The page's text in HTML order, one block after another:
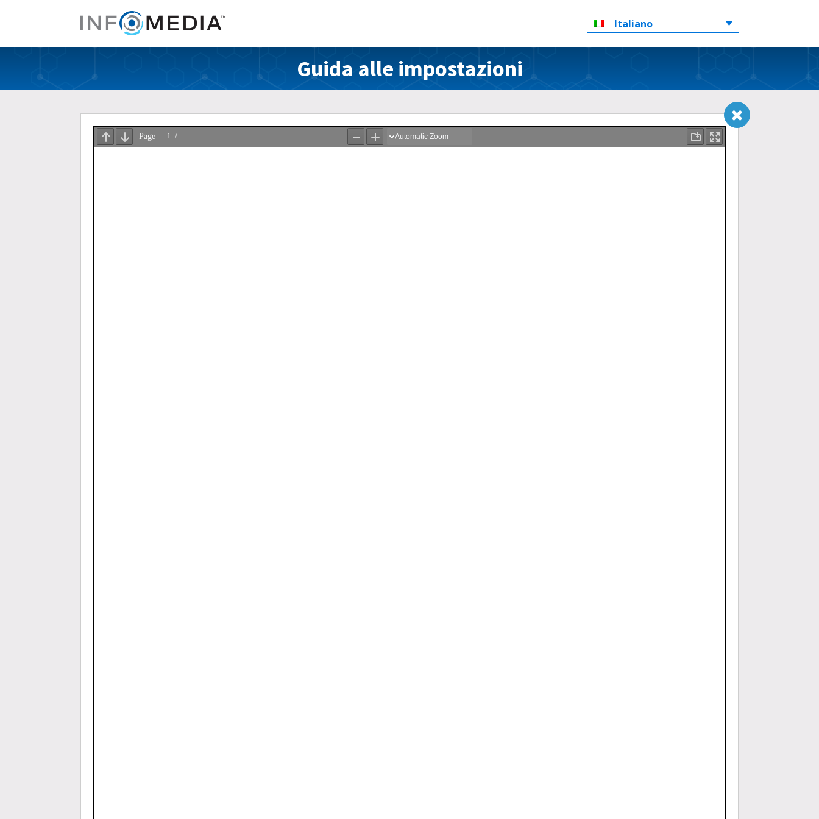
Italiano
Guida alle impostazioni